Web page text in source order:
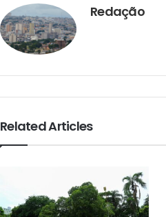
Redação
Related Articles